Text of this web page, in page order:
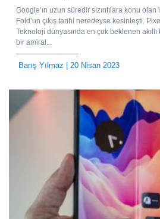
Google’ın uzun süredir sızıntılara konu
Fold’un çıkış tarihi neredeyse kesinleşti.
Teknoloji dünyasında en çok beklenen
bir amiral...
Barış Yılmaz | 20 Nisan 2023